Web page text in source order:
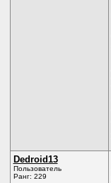
Dedroid13
Пользователь
Ранг: 229